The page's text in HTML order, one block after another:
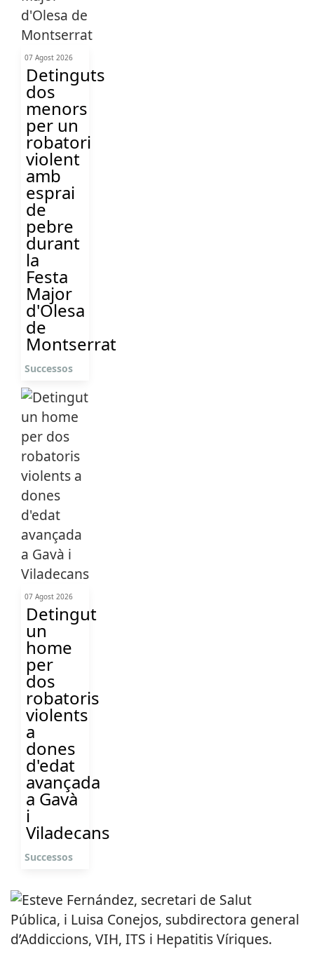
07 Agost 2026
Detinguts
dos
menors
per un
robatori
violent
amb
esprai
de
pebre
durant
la
Festa
Major
d'Olesa
de
Montserrat
Successos
07 Agost 2026
Detingut
un
home
per
dos
robatoris
violents
a
dones
d'edat
avançada
a Gavà
i
Viladecans
Successos